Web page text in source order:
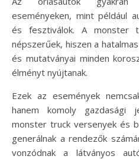
eseményeken, mint például
és fesztiválok. A monster
népszerűek, hiszen a
és mutatványai minden
élményt nyújtanak.
Ezek az események
hanem komoly gazdasági
monster truck versenyek és
generálnak a rendezők
vonzódnak a látványos